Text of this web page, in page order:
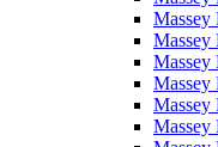
Massey
Massey
Massey
Massey
Massey
Massey